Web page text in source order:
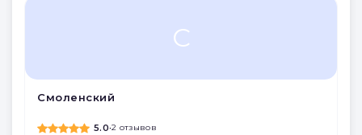
С
Смоленский
5.0•2 отзывов